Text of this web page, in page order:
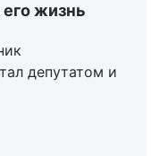
жизнь
депутатом и